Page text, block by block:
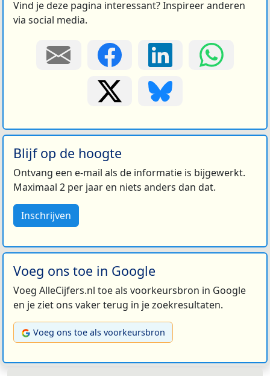
Vind je deze pagina interessant? Inspireer anderen
via social media.
Blijf op de hoogte
Ontvang een e-mail als de informatie is bijgewerkt.
Maximaal 2 per jaar en niets anders dan dat.
Inschrijven
Voeg ons toe in Google
Voeg AlleCijfers.nl toe als voorkeursbron in Google
en je ziet ons vaker terug in je zoekresultaten.
Voeg ons toe als voorkeursbron